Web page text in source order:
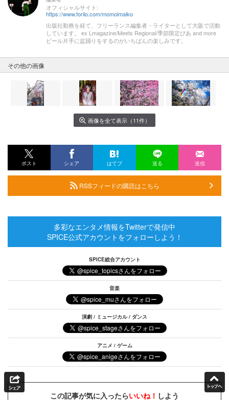
オフィシャルサイト:
https://www.foriio.com/momoimaiko
出版社勤務を経て、フリーランス編集者・ライターとして大阪で活動
しています。 ex Lmagazine/Meets Regional/季節限定ぴあ and more
ビール片手に盆踊りをするのがいちばんの楽しみです。
その他の画像
画像を全て表示（11件）
ポスト シェア はてブ 送る 送信
RSSフィードの購読はこちら
多彩なエンタメ情報をTwitterで発信中
SPICE公式アカウントをフォローしよう！
SPICE総合アカウント
音楽
演劇 / ミュージカル / ダンス
アニメ / ゲーム
この記事が気に入ったらいいね！ しよう